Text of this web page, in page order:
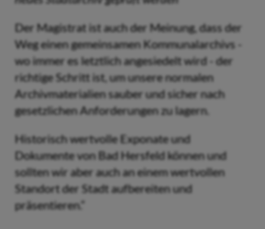
Der Magistrat ist auch der Meinung, dass der
Weg einen gemeinsamen Kommunalarchivs -
wo immer es letztlich angesiedelt wird - der
richtige Schritt ist, um unsere normalen
Archivmaterialien sauber und sicher nach
gesetzlichen Anforderungen zu lagern.
Historisch wertvolle Exponate und
Dokumente von Bad Hersfeld können und
sollten wir aber auch an einem wertvollen
Standort der Stadt aufbereiten und
präsentieren.“